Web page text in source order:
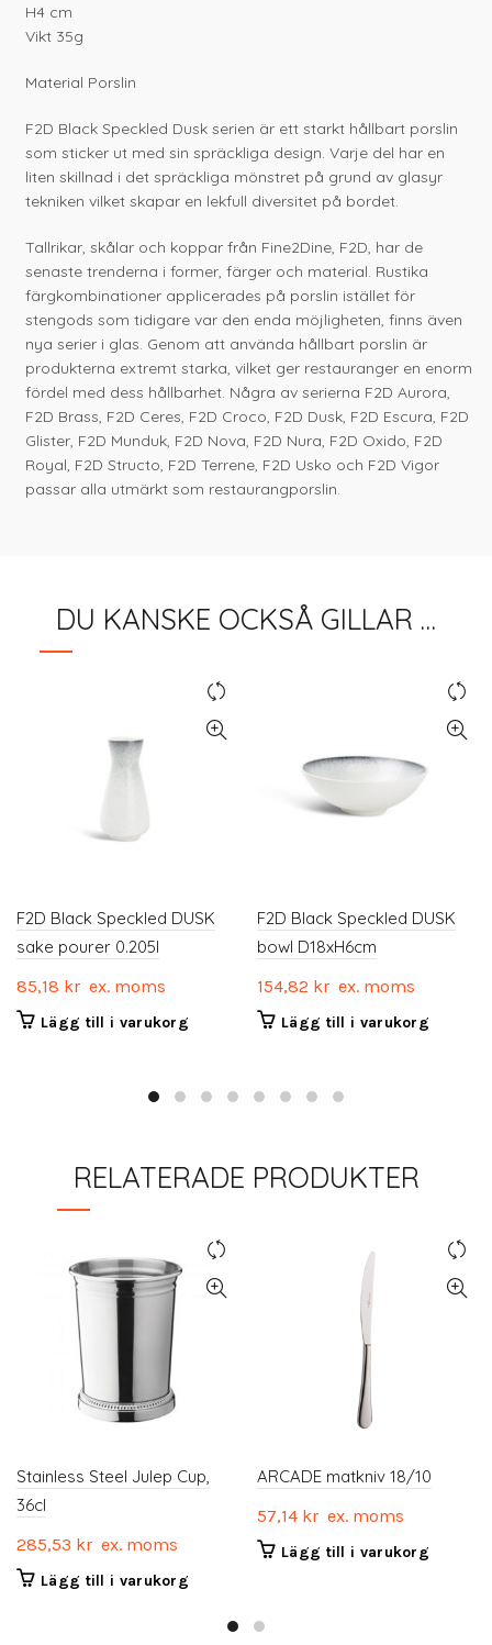
H4 cm
Vikt 35g
Material Porslin
F2D Black Speckled Dusk serien är ett starkt hållbart porslin
som sticker ut med sin spräckliga design. Varje del har en
liten skillnad i det spräckliga mönstret på grund av glasyr
tekniken vilket skapar en lekfull diversitet på bordet.
Tallrikar, skålar och koppar från Fine2Dine, F2D, har de
senaste trenderna i former, färger och material. Rustika
färgkombinationer applicerades på porslin istället för
stengods som tidigare var den enda möjligheten, finns även
nya serier i glas. Genom att använda hållbart porslin är
produkterna extremt starka, vilket ger restauranger en enorm
fördel med dess hållbarhet. Några av serierna F2D Aurora,
F2D Brass, F2D Ceres, F2D Croco, F2D Dusk, F2D Escura, F2D
Glister, F2D Munduk, F2D Nova, F2D Nura, F2D Oxido, F2D
Royal, F2D Structo, F2D Terrene, F2D Usko och F2D Vigor
passar alla utmärkt som restaurangporslin.
DU KANSKE OCKSÅ GILLAR …
F2D Black Speckled DUSK
sake pourer 0.205l
85,18 kr ex. moms
Lägg till i varukorg
F2D Black Speckled DUSK
bowl D18xH6cm
154,82 kr ex. moms
Lägg till i varukorg
RELATERADE PRODUKTER
Stainless Steel Julep Cup,
36cl
285,53 kr ex. moms
Lägg till i varukorg
ARCADE matkniv 18/10
57,14 kr ex. moms
Lägg till i varukorg